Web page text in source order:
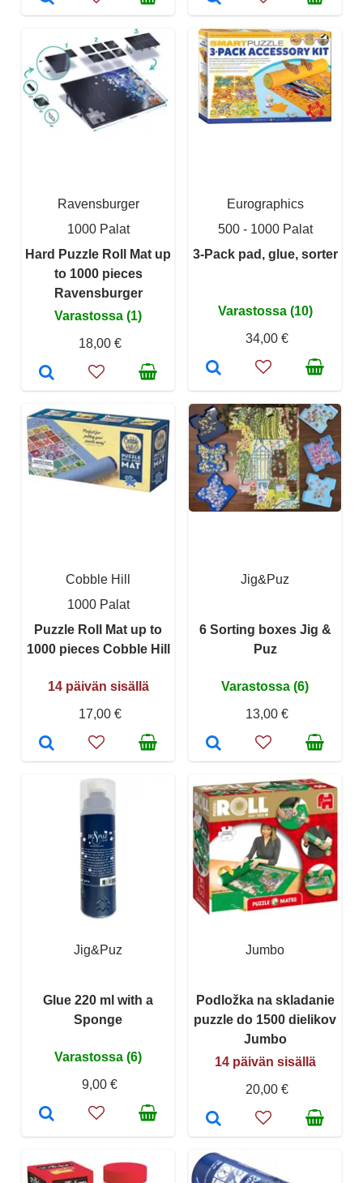
Ravensburger
1000 Palat
Hard Puzzle Roll Mat up
to 1000 pieces
Ravensburger
Varastossa (1)
18,00 €
Eurographics
500 - 1000 Palat
3-Pack pad, glue, sorter
Varastossa (10)
34,00 €
Cobble Hill
1000 Palat
Puzzle Roll Mat up to
1000 pieces Cobble Hill
14 päivän sisällä
17,00 €
Jig&Puz
6 Sorting boxes Jig &
Puz
Varastossa (6)
13,00 €
Jig&Puz
Glue 220 ml with a
Sponge
Varastossa (6)
9,00 €
Jumbo
Podložka na skladanie
puzzle do 1500 dielikov
Jumbo
14 päivän sisällä
20,00 €